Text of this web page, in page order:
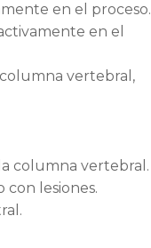
en el proceso.
en el
columna vertebral,
columna vertebral.
con lesiones.